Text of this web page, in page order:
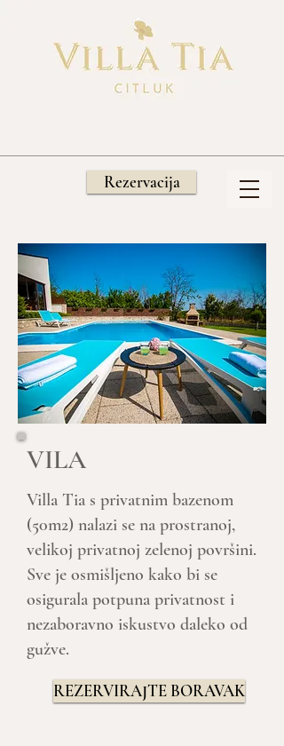
Rezervacija
VILA
Villa Tia s privatnim bazenom
(50m2) nalazi se na prostranoj,
velikoj privatnoj zelenoj površini.
Sve je osmišljeno kako bi se
osigurala potpuna privatnost i
nezaboravno iskustvo daleko od
gužve.
REZERVIRAJTE BORAVAK